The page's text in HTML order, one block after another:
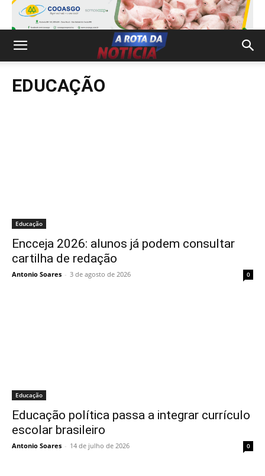
EDUCAÇÃO
Educação
Encceja 2026: alunos já podem consultar
cartilha de redação
Antonio Soares - 3 de agosto de 2026 0
Educação
Educação política passa a integrar currículo
escolar brasileiro
Antonio Soares - 14 de julho de 2026 0